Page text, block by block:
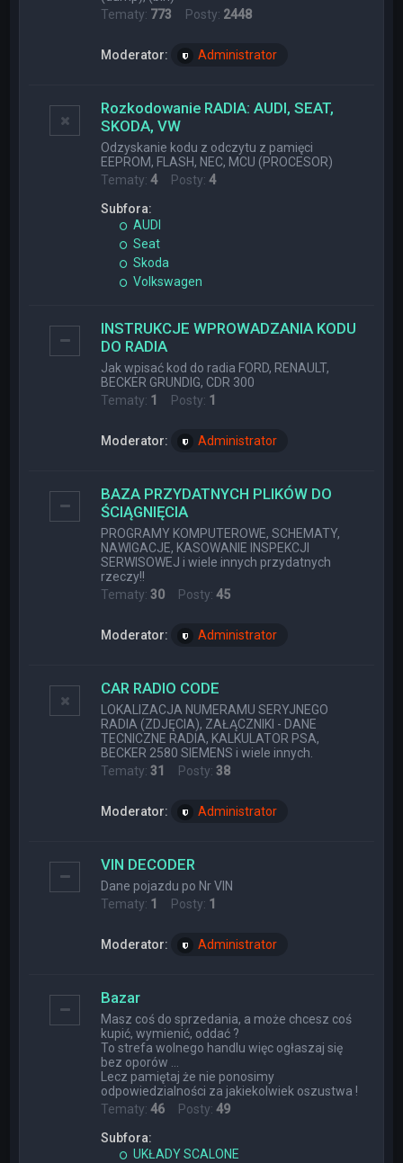
Tematy: 773 Posty: 2448
Moderator: Administrator
Rozkodowanie RADIA: AUDI, SEAT,
SKODA, VW
Odzyskanie kodu z odczytu z pamięci
EEPROM, FLASH, NEC, MCU (PROCESOR)
Tematy:4Posty:4
Subfora:
AUDI
Seat
Skoda
Volkswagen
INSTRUKCJE WPROWADZANIA KODU
DO RADIA
Jak wpisać kod do radia FORD, RENAULT,
BECKER GRUNDIG, CDR 300
Tematy: 1 Posty: 1
Moderator: Administrator
BAZA PRZYDATNYCH PLIKÓW DO
ŚCIĄGNIĘCIA
PROGRAMY KOMPUTEROWE, SCHEMATY,
NAWIGACJE, KASOWANIE INSPEKCJI
SERWISOWEJ i wiele innych przydatnych
rzeczy!!
Tematy:30 Posty:45
Moderator: Administrator
CAR RADIO CODE
LOKALIZACJA NUMERAMU SERYJNEGO
RADIA (ZDJĘCIA), ZAŁĄCZNIKI - DANE
TECNICZNE RADIA, KALKULATOR PSA,
BECKER 2580 SIEMENS i wiele innych.
Tematy:31 Posty:38
Moderator: Administrator
VIN DECODER
Dane pojazdu po Nr VIN
Tematy: 1 Posty: 1
Moderator: Administrator
Bazar
Masz coś do sprzedania, a może chcesz coś
kupić, wymienić, oddać ?
To strefa wolnego handlu więc ogłaszaj się
bez oporów ...
Lecz pamiętaj że nie ponosimy
odpowiedzialności za jakiekolwiek oszustwa !
Tematy:46 Posty:49
Subfora:
UKŁADY SCALONE